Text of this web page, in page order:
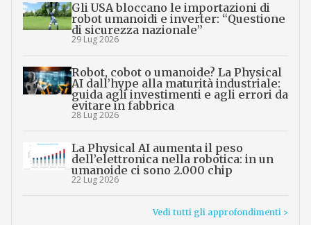
Gli USA bloccano le importazioni di
robot umanoidi e inverter: “Questione
di sicurezza nazionale”
29 Lug 2026
Robot, cobot o umanoide? La Physical
AI dall’hype alla maturità industriale:
guida agli investimenti e agli errori da
evitare in fabbrica
28 Lug 2026
La Physical AI aumenta il peso
dell’elettronica nella robotica: in un
umanoide ci sono 2.000 chip
22 Lug 2026
Vedi tutti gli approfondimenti >